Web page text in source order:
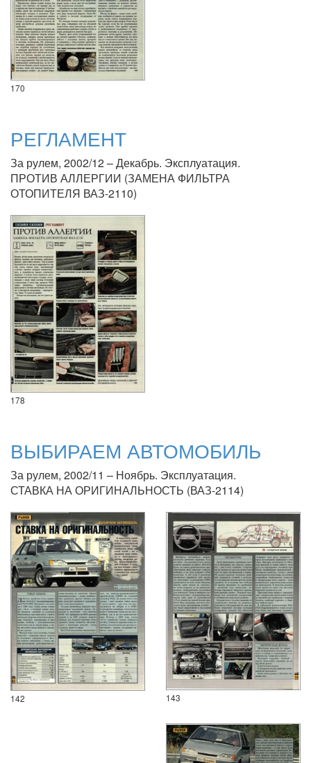
170
РЕГЛАМЕНТ
За рулем, 2002/12 – Декабрь. Эксплуатация.
ПРОТИВ АЛЛЕРГИИ (ЗАМЕНА ФИЛЬТРА
ОТОПИТЕЛЯ ВАЗ-2110)
178
ВЫБИРАЕМ АВТОМОБИЛЬ
За рулем, 2002/11 – Ноябрь. Эксплуатация.
СТАВКА НА ОРИГИНАЛЬНОСТЬ (ВАЗ-2114)
142 143